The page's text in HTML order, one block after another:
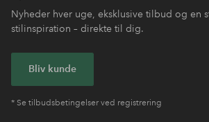
Nyheder hver uge, eksklusive tilbud og en
stilinspiration – direkte til dig.
Bliv kunde
* Se tilbudsbetingelser ved registrering